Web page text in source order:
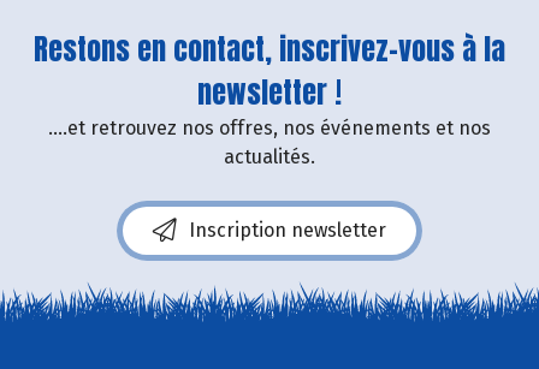
Restons en contact, inscrivez-vous à la
newsletter !
....et retrouvez nos offres, nos événements et nos
actualités.
Inscription newsletter